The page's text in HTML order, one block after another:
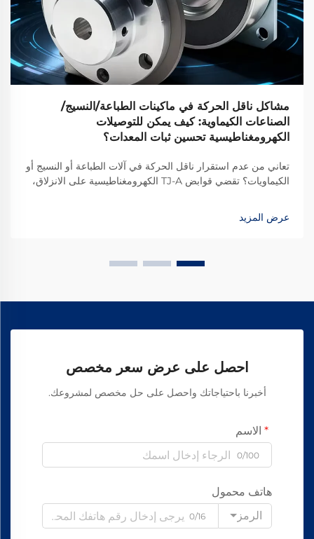
مشاكل ناقل الحركة في ماكينات الطباعة/النسيج/
الصناعات الكيماوية: كيف يمكن للتوصيلات
الكهرومغناطيسية تحسين ثبات المعدات؟
تعاني من عدم استقرار ناقل الحركة في آلات الطباعة أو النسيج أو
الكيماويات؟ تقضي قوابض TJ-A الكهرومغناطيسية على الانزلاق،
اكتشف كيف تحقق الشركات المصنعة الرائدة عالميًا موثوقية بنسبة
99.8٪ — طلب ورقة المواصفات اليوم.
عرض المزيد
احصل على عرض سعر مخصص
أخبرنا باحتياجاتك واحصل على حل مخصص لمشروعك.
الاسم
0/100
هاتف محمول
الرمز
0/16